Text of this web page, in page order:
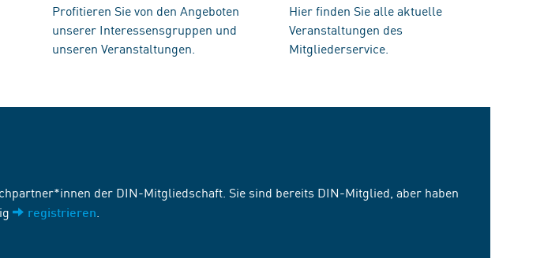
Profitieren Sie von den Angeboten
unserer Interessensgruppen und
unseren Veranstaltungen.
Hier finden Sie alle aktuelle
Veranstaltungen des
Mitgliederservice.
der DIN-Mitgliedschaft. Sie sind bereits DIN-Mitglied, aber haben
registrieren